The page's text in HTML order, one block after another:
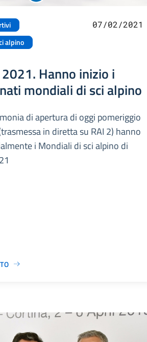
alpino
07/02/2021
Hanno inizio i
mondiali di sci alpino
di apertura di oggi pomeriggio
in diretta su RAI 2) hanno
i Mondiali di sci alpino di